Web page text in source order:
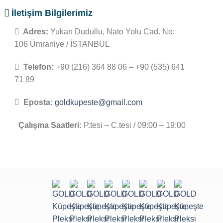
İletişim Bilgilerimiz
Adres: Yukarı Dudullu, Nato Yolu Cad. No:
106 Ümraniye / İSTANBUL
Telefon: +90 (216) 364 88 06 – +90 (535) 641
71 89
Eposta: goldkupeste@gmail.com
Çalışma Saatleri: P.tesi – C.tesi / 09:00 – 19:00